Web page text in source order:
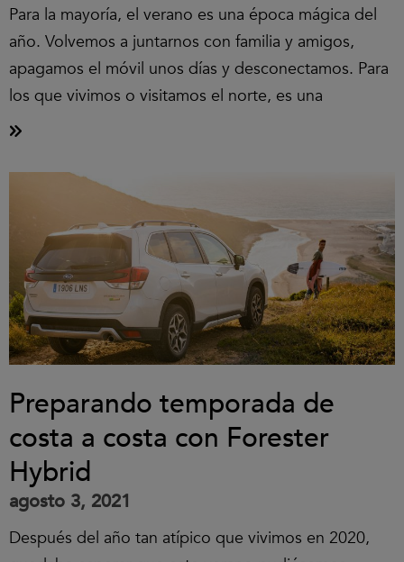
Para la mayoría, el verano es una época mágica del
año. Volvemos a juntarnos con familia y amigos,
apagamos el móvil unos días y desconectamos. Para
los que vivimos o visitamos el norte, es una
Preparando temporada de
costa a costa con Forester
Hybrid
agosto 3, 2021
Después del año tan atípico que vivimos en 2020,